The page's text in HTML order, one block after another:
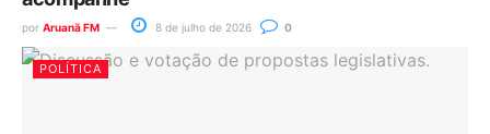
por Aruanã FM 8 de julho de 2026 0
POLÍTICA